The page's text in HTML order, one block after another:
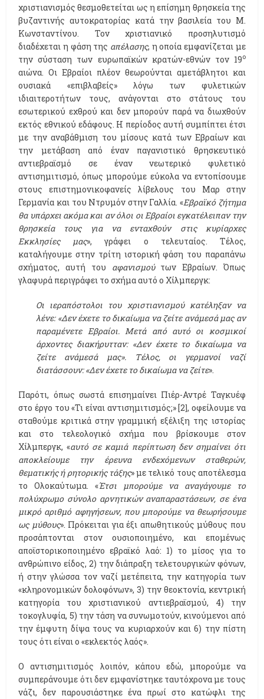
χριστιανισμός θεσμοθετείται ως η επίσημη θρησκεία της
βυζαντινής αυτοκρατορίας κατά την βασιλεία του Μ.
Κωνσταντίνου. Τον χριστιανικό προσηλυτισμό
διαδέχεται η φάση της απέλασης, η οποία εμφανίζεται με
την σύσταση των ευρωπαϊκών κρατών-εθνών τον 19ο
αιώνα. Οι Εβραίοι πλέον θεωρούνται αμετάβλητοι και
ουσιακά «επιβλαβείς» λόγω των φυλετικών
ιδιαιτεροτήτων τους, ανάγονται στο στάτους του
εσωτερικού εχθρού και δεν μπορούν παρά να διωχθούν
εκτός εθνικού εδάφους. H περίοδος αυτή συμπίπτει έτσι
με την αναβάθμιση του μίσους κατά των Εβραίων και
την μετάβαση από έναν παγανιστικό θρησκευτικό
αντιεβραϊσμό σε έναν νεωτερικό φυλετικό
αντισημιτισμό, όπως μπορούμε εύκολα να εντοπίσουμε
στους επιστημονικοφανείς λίβελους του Μαρ στην
Γερμανία και του Ντρυμόν στην Γαλλία. «Εβραϊκό ζήτημα
θα υπάρχει ακόμα και αν όλοι οι Εβραίοι εγκατέλειπαν την
θρησκεία τους για να ενταχθούν στις κυρίαρχες
Εκκλησίες μας», γράφει ο τελευταίος. Τέλος,
καταλήγουμε στην τρίτη ιστορική φάση του παραπάνω
σχήματος, αυτή του αφανισμούτων Εβραίων. Όπως
γλαφυρά περιγράφει το σχήμα αυτό ο Χίλμπεργκ:
Οι ιεραπόστολοι του χριστιανισμού κατέληξαν να
λένε: «Δεν έχετε το δικαίωμα να ζείτε ανάμεσά μας αν
παραμένετε Eβραίοι. Μετά από αυτό οι κοσμικοί
άρχοντες διακήρυτταν: «Δεν έχετε το δικαίωμα να
ζείτε ανάμεσά μας». Τέλος, οι γερμανοί ναζί
διατάσσουν: «Δεν έχετε το δικαίωμα να ζείτε».
Παρότι, όπως σωστά επισημαίνει Πιέρ-Αντρέ Ταγκυέφ
στο έργο του «Τι είναι αντισημιτισμός;» [2], οφείλουμε να
σταθούμε κριτικά στην γραμμική εξέλιξη της ιστορίας
και στο τελεολογικό σχήμα που βρίσκουμε στον
Χίλμπεργκ, «αυτό σε καμιά περίπτωση δεν σημαίνει ότι
αποκλείουμε την έρευνα ενδεχόμενων σταθερών,
θεματικής ή ρητορικής τάξης» με τελικό τους αποτέλεσμα
το Ολοκαύτωμα. «Έτσι μπορούμε να αναγάγουμε το
πολύχρωμο σύνολο αρνητικών αναπαραστάσεων, σε ένα
μικρό αριθμό αφηγήσεων, που μπορούμε να θεωρήσουμε
ως μύθους». Πρόκειται για έξι απωθητικούς μύθους που
προσάπτονται στον ουσιοποιημένο, και επομένως
αποϊστορικοποιημένο εβραϊκό λαό: 1) το μίσος για το
ανθρώπινο είδος, 2) την διάπραξη τελετουργικών φόνων,
ή στην γλώσσα τον ναζί μετέπειτα, την κατηγορία των
«κληρονομικών δολοφόνων», 3) την θεοκτονία, κεντρική
κατηγορία του χριστιανικού αντιεβραϊσμού, 4) την
τοκογλυφία, 5) την τάση να συνωμοτούν, κινούμενοι από
την έμφυτη δίψα τους να κυριαρχούν και 6) την πίστη
τους ότι είναι ο «εκλεκτός λαός».
Ο αντισημιτισμός λοιπόν, κάπου εδώ, μπορούμε να
συμπεράνουμε ότι δεν εμφανίστηκε ταυτόχρονα με τους
νάζι, δεν παρουσιάστηκε ένα πρωί στο κατώφλι της